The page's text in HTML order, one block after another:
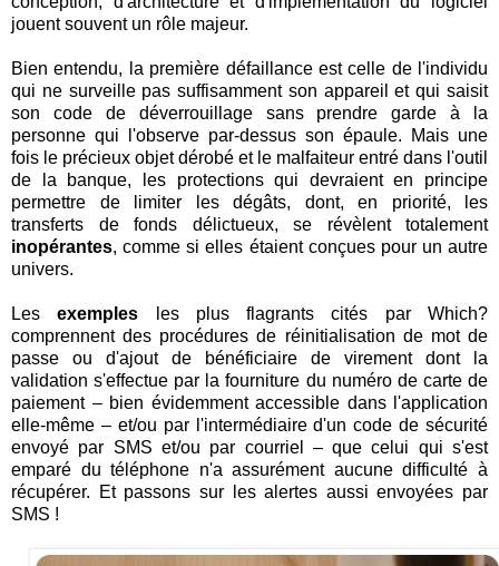
jouent souvent un rôle majeur.
Bien entendu, la première défaillance est celle de l'individu
qui ne surveille pas suffisamment son appareil et qui saisit
son code de déverrouillage sans prendre garde à la
personne qui l'observe par-dessus son épaule. Mais une
fois le précieux objet dérobé et le malfaiteur entré dans l'outil
de la banque, les protections qui devraient en principe
permettre de limiter les dégâts, dont, en priorité, les
transferts de fonds délictueux, se révèlent totalement
inopérantes, comme si elles étaient conçues pour un autre
univers.
Lesexemples les plus flagrants cités par Which?
comprennent des procédures de réinitialisation de mot de
passe ou d'ajout de bénéficiaire de virement dont la
validation s'effectue par la fourniture du numéro de carte de
paiement – bien évidemment accessible dans l'application
elle-même – et/ou par l'intermédiaire d'un code de sécurité
envoyé par SMS et/ou par courriel – que celui qui s'est
emparé du téléphone n'a assurément aucune difficulté à
récupérer. Et passons sur les alertes aussi envoyées par
SMS !